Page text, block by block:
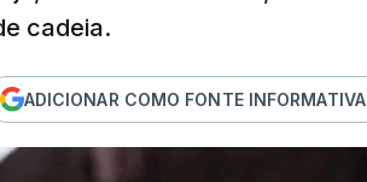
cadeia.
ADICIONAR COMO FONTE INFORMATIVA